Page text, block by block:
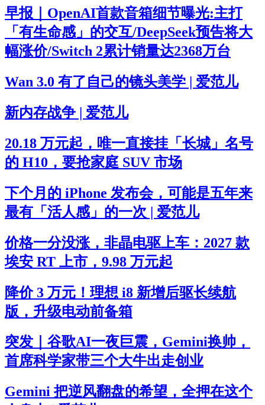
早报｜OpenAI首款音箱细节曝光:主打
「有生命感」的交互/DeepSeek预告将大
幅涨价/Switch 2累计销量达2368万台
Wan 3.0 有了自己的镜头美学 | 爱范儿
新内存战争 | 爱范儿
20.18 万元起，唯一直接挂「长城」名号
的 H10，要抢家庭 SUV 市场
下个月的 iPhone 发布会，可能是五年来
最有「活人感」的一次 | 爱范儿
价格一分没涨，非晶电驱上车：2027 款
埃安 RT 上市，9.98 万元起
降价 3 万元！理想 i8 新增后驱长续航
版，升级电动前备箱
突发｜谷歌AI一夜巨震，Gemini换帅，
首席科学家带三个大牛出走创业
Gemini 把逆风翻盘的希望，全押在这个